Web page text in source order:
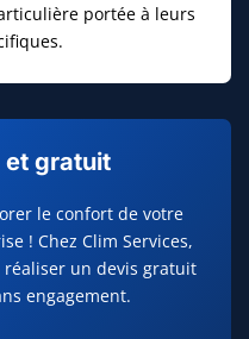
portée à leurs
et gratuit
le confort de votre
! Chez Clim Services,
un devis gratuit
engagement.